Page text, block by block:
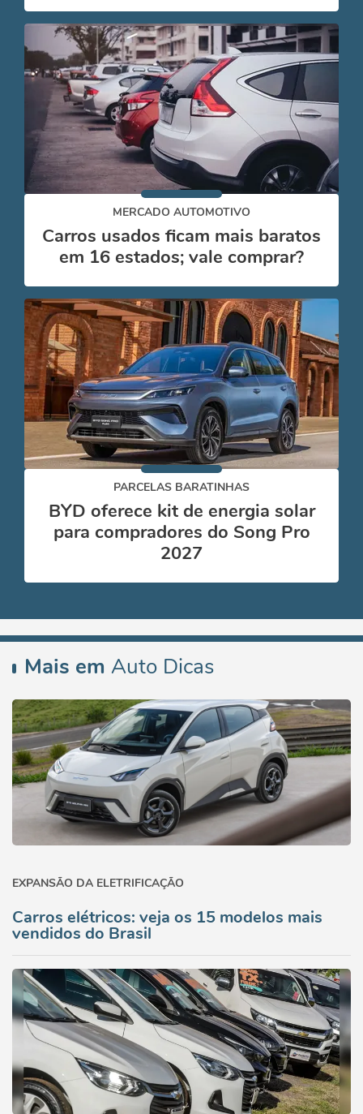
MERCADO AUTOMOTIVO
Carros usados ficam mais baratos
em 16 estados; vale comprar?
PARCELAS BARATINHAS
BYD oferece kit de energia solar
para compradores do Song Pro
2027
Mais em Auto Dicas
EXPANSÃO DA ELETRIFICAÇÃO
Carros elétricos: veja os 15 modelos mais
vendidos do Brasil